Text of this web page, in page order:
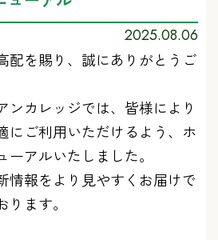
2025.08.06
配を賜り、誠にありがとうご
ンカレッジでは、皆様により
にご利用いただけるよう、ホ
アルいたしました。
情報をより見やすくお届けで
ます。